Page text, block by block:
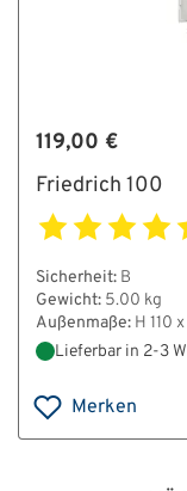
119,00 €
Friedrich 100
Sicherheit: B
Gewicht: 5.00 kg
Außenmaße: H 110
Lieferbar in 2-3
Merken